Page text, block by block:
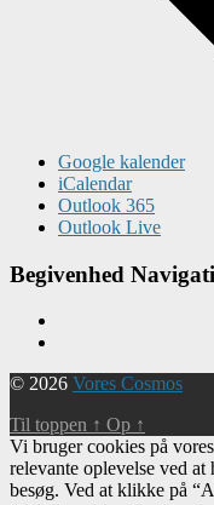
Google kalender
iCalendar
Outlook 365
Outlook Live
Begivenhed
© 2026 Vores Cosmos
Til toppen ↑ Op ↑
Vi bruger cookies på
relevante oplevelse ved
besøg. Ved at klikke på